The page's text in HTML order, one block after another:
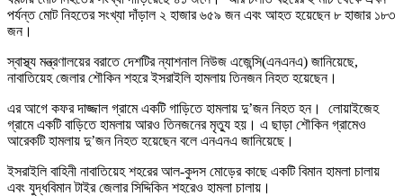
পর্যন্ত মোট নিহতের সংখ্যা দাঁড়াল ২ হাজার ৬৫৯ জন এবং আহত হয়েছেন ৮ হাজার ১৮৩
জন।
স্বাস্থ্য মন্ত্রণালয়ের বরাতে দেশটির ন্যাশনাল নিউজ এজেন্সি(এনএনএ) জানিয়েছে,
নাবাতিয়েহ জেলার শৌকিন শহরে ইসরাইলি হামলায় তিনজন নিহত হয়েছেন।
এর আগে কফর দাজ্জাল গ্রামে একটি গাড়িতে হামলায় দু’জন নিহত হন। লোয়াইজেহ
গ্রামে একটি বাড়িতে হামলায় আরও তিনজনের মৃত্যু হয়। এ ছাড়া শৌকিন গ্রামেও
আরেকটি হামলায় দু’জন নিহত হয়েছেন বলে এনএনএ জানিয়েছে।
ইসরাইলি বাহিনী নাবাতিয়েহ শহরের আল-কুদস মোড়ের কাছে একটি বিমান হামলা চালায়
এবং যুদ্ধবিমান টাইর জেলার সিদ্দিকিন শহরেও হামলা চালায়।